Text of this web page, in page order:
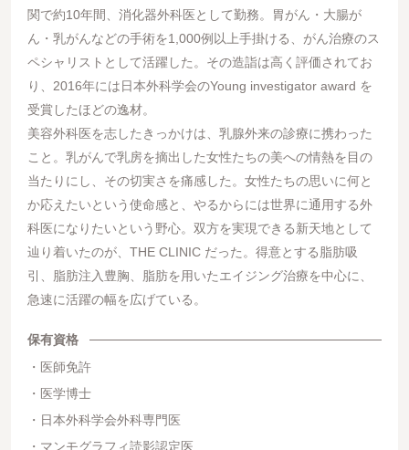
関で約10年間、消化器外科医として勤務。胃がん・大腸が
ん・乳がんなどの手術を1,000例以上手掛ける、がん治療のス
ペシャリストとして活躍した。その造詣は高く評価されてお
り、2016年には日本外科学会のYoung investigator award を
受賞したほどの逸材。
美容外科医を志したきっかけは、乳腺外来の診療に携わった
こと。乳がんで乳房を摘出した女性たちの美への情熱を目の
当たりにし、その切実さを痛感した。女性たちの思いに何と
か応えたいという使命感と、やるからには世界に通用する外
科医になりたいという野心。双方を実現できる新天地として
辿り着いたのが、THE CLINIC だった。得意とする脂肪吸
引、脂肪注入豊胸、脂肪を用いたエイジング治療を中心に、
急速に活躍の幅を広げている。
保有資格
医師免許
医学博士
日本外科学会外科専門医
マンモグラフィ読影認定医